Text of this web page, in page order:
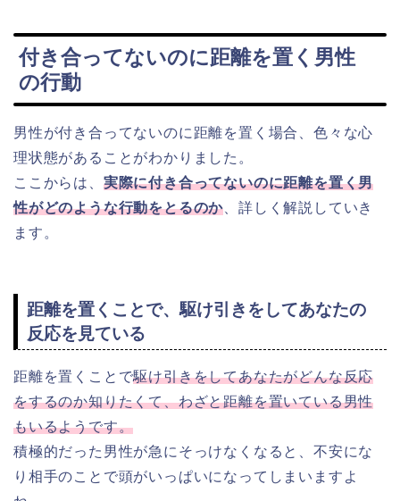
付き合ってないのに距離を置く男性
の行動
男性が付き合ってないのに距離を置く場合、色々な心
理状態があることがわかりました。
ここからは、 実際に付き合ってないのに距離を置く男
性がどのような行動をとるのか 、詳しく解説していき
ます。
距離を置くことで、駆け引きをしてあなたの
反応を見ている
距離を置くことで駆け引きをしてあなたがどんな反応
をするのか知りたくて、わざと距離を置いている男性
もいるようです。
積極的だった男性が急にそっけなくなると、不安にな
り相手のことで頭がいっぱいになってしまいますよ